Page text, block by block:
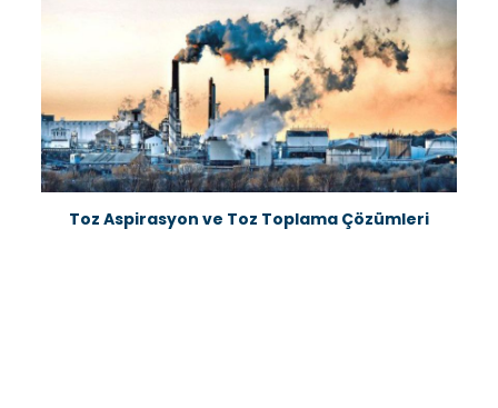
Toz Aspirasyon ve Toz Toplama Çözümleri